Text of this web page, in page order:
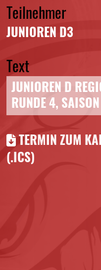
Teilnehmer
JUNIOREN D3
Text
JUNIOREN D
RUNDE 4,
TERMIN ZUM
(.ICS)